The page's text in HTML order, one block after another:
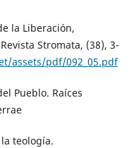
la Liberación,
Stromata, (38), 3-
assets/pdf/092_05.pdf
Pueblo. Raíces
teología.